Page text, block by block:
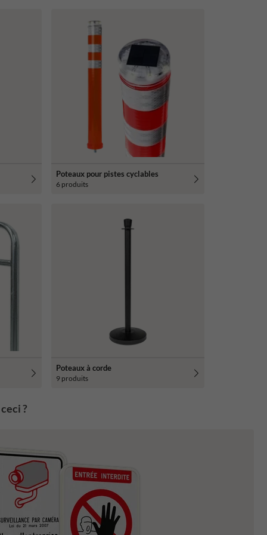
Poteaux pour pistes cyclables
6 produits
Poteaux à corde
9 produits
?